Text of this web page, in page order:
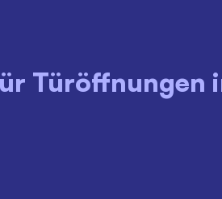
Türöffnungen